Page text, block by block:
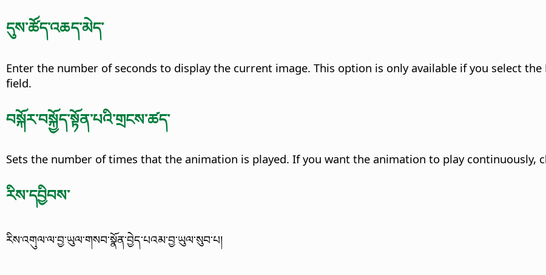
དུས་ཚོད་འཆད་མེད་
Enter the number of seconds to display the current image. This option is only available if you select the
field.
བསྐོར་བསྐྱོད་སྟོན་པའི་གྲངས་ཚད་
Sets the number of times that the animation is played. If you want the animation to play continuously,
རིས་དབྱིབས་
རིས་འགུལ་ལ་བྱ་ཡུལ་གསབ་སྣོན་བྱེད་པའམ་བྱ་ཡུལ་སུབ་པ།